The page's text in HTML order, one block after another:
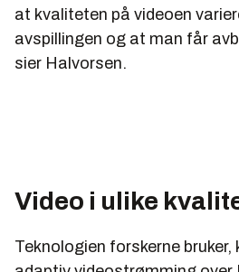
at kvaliteten på videoen
avspillingen og at man får
sier Halvorsen.
Video i ulike
Teknologien forskerne